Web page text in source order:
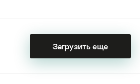
Загрузить еще